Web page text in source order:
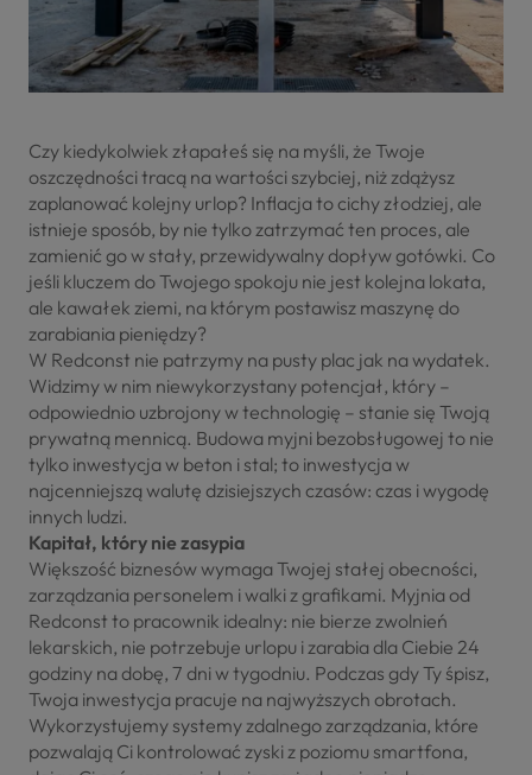
Czy kiedykolwiek złapałeś się na myśli, że Twoje
oszczędności tracą na wartości szybciej, niż zdążysz
zaplanować kolejny urlop? Inflacja to cichy złodziej, ale
istnieje sposób, by nie tylko zatrzymać ten proces, ale
zamienić go w stały, przewidywalny dopływ gotówki. Co
jeśli kluczem do Twojego spokoju nie jest kolejna lokata,
ale kawałek ziemi, na którym postawisz maszynę do
zarabiania pieniędzy?
​W Redconst nie patrzymy na pusty plac jak na wydatek.
Widzimy w nim niewykorzystany potencjał, który –
odpowiednio uzbrojony w technologię – stanie się Twoją
prywatną mennicą. Budowa myjni bezobsługowej to nie
tylko inwestycja w beton i stal; to inwestycja w
najcenniejszą walutę dzisiejszych czasów: czas i wygodę
innych ludzi.
​Kapitał, który nie zasypia
​Większość biznesów wymaga Twojej stałej obecności,
zarządzania personelem i walki z grafikami. Myjnia od
Redconst to pracownik idealny: nie bierze zwolnień
lekarskich, nie potrzebuje urlopu i zarabia dla Ciebie 24
godziny na dobę, 7 dni w tygodniu. Podczas gdy Ty śpisz,
Twoja inwestycja pracuje na najwyższych obrotach.
Wykorzystujemy systemy zdalnego zarządzania, które
pozwalają Ci kontrolować zyski z poziomu smartfona,